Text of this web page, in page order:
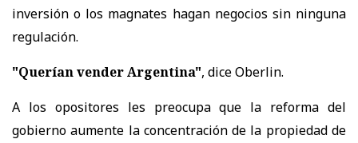
inversión o los magnates hagan negocios sin ninguna
regulación.
"Querían vender Argentina", dice Oberlin.
A los opositores les preocupa que la reforma del
gobierno aumente la concentración de la propiedad de